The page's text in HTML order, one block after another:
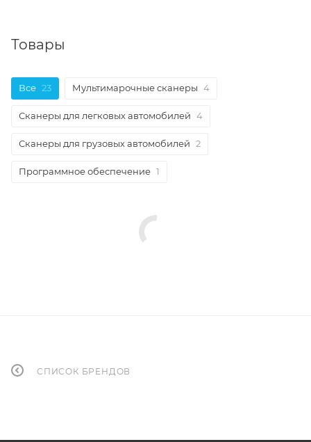
Товары
Все 23 Мультимарочные сканеры 4
Сканеры для легковых автомобилей 4
Сканеры для грузовых автомобилей 2
Программное обеспечение 1
СПИСОК БРЕНДОВ